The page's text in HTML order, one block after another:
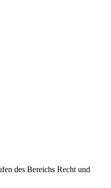
des Bereichs Recht und